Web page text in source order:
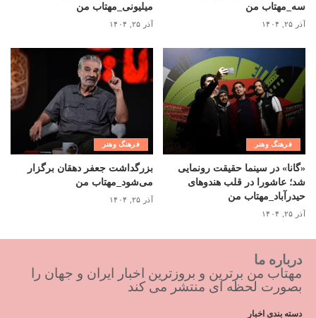
سه_مهتاب من
آذر ۲۵, ۱۴۰۴
میلیونی_مهتاب من
آذر ۲۵, ۱۴۰۴
فرهنگ وهنر
«گانا» در سینما حقیقت رونمایی
شد؛ عاشورا در قلب هندوهای
حیدرآباد_مهتاب من
آذر ۲۵, ۱۴۰۴
فرهنگ وهنر
بزرگداشت جعفر دهقان برگزار
می‌شود_مهتاب من
آذر ۲۵, ۱۴۰۴
درباره ما
مهتاب من برترین و بروزترین اخبار ایران و جهان را
بصورت لحظه ای منتشر می کند
دسته بندی اخبار